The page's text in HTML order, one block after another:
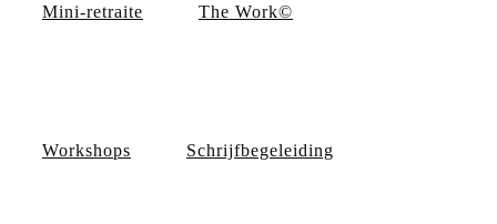
Mini-retraite The Work©
Workshops Schrijfbegeleiding